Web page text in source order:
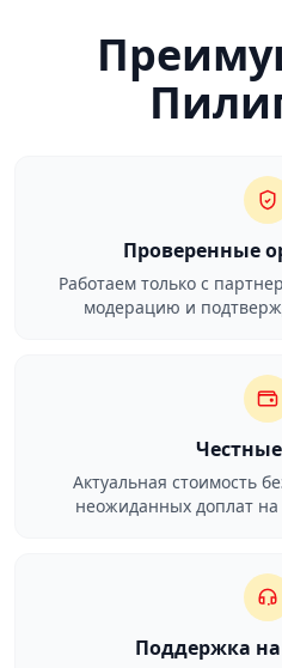
Проверенные
Работаем только с
модерацию и
Актуальная стоимость
неожиданных доплат
Поддержка на